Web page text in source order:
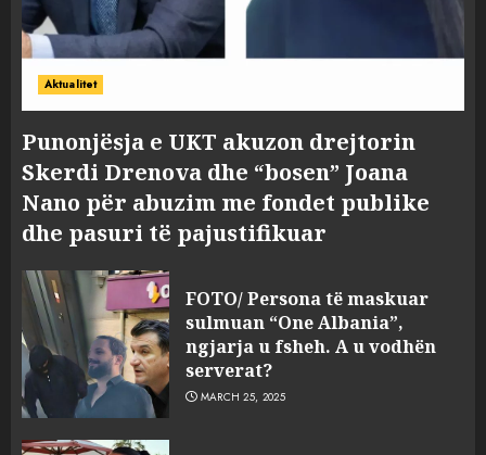
Aktualitet
Punonjësja e UKT akuzon drejtorin
Skerdi Drenova dhe “bosen” Joana
Nano për abuzim me fondet publike
dhe pasuri të pajustifikuar
FOTO/ Persona të maskuar
sulmuan “One Albania”,
ngjarja u fsheh. A u vodhën
serverat?
MARCH 25, 2025